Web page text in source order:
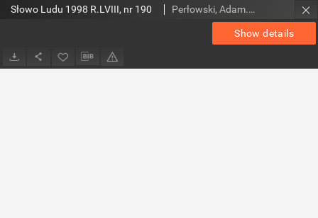
Show details
Słowo Ludu 1998 R.LVIII, nr 190 Perłowski, Adam. Red.